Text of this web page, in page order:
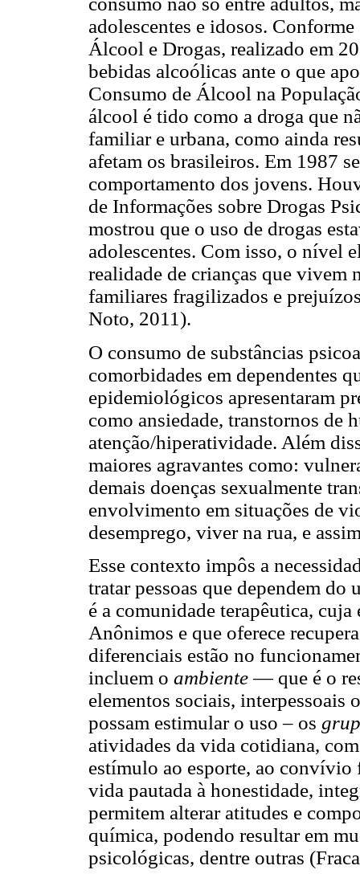
adolescentes e idosos.
Álcool e Drogas, realizado em
bebidas alcoólicas ante o que
Consumo de Álcool na
álcool é tido como a droga que
familiar e urbana, como ainda
afetam os brasileiros. Em 1987
comportamento dos jovens.
de Informações sobre Drogas
mostrou que o uso de drogas
adolescentes. Com isso, o nível
realidade de crianças que vivem
familiares fragilizados e
Noto, 2011).
O consumo de substâncias
comorbidades em dependentes
epidemiológicos apresentaram
como ansiedade, transtornos de
atenção/hiperatividade. Além
maiores agravantes como:
demais doenças sexualmente
envolvimento em situações de
desemprego, viver na rua, e
Esse contexto impôs a
tratar pessoas que dependem do
é a comunidade terapêutica,
Anônimos e que oferece
diferenciais estão no
incluem o ambiente— que é o
elementos sociais, interpessoais
possam estimular o uso – os
atividades da vida cotidiana,
estímulo ao esporte, ao
vida pautada à honestidade,
permitem alterar atitudes e
química, podendo resultar em
psicológicas, dentre outras